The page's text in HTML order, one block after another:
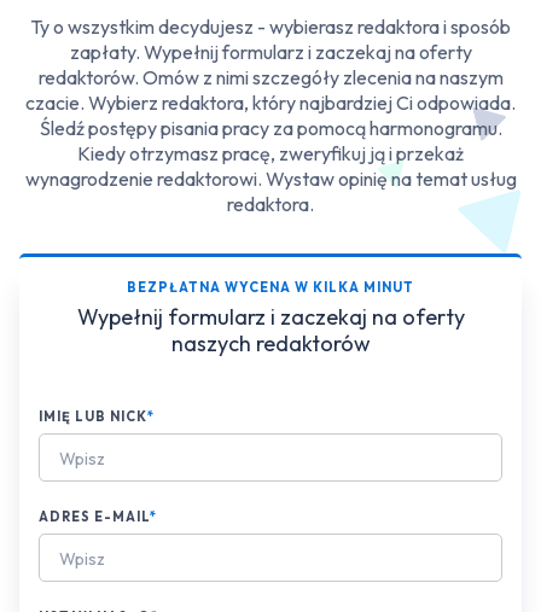
Ty o wszystkim decydujesz - wybierasz redaktora i sposób
zapłaty. Wypełnij formularz i zaczekaj na oferty
redaktorów. Omów z nimi szczegóły zlecenia na naszym
czacie. Wybierz redaktora, który najbardziej Ci odpowiada.
Śledź postępy pisania pracy za pomocą harmonogramu.
Kiedy otrzymasz pracę, zweryfikuj ją i przekaż
wynagrodzenie redaktorowi. Wystaw opinię na temat usług
redaktora.
BEZPŁATNA WYCENA W KILKA MINUT
Wypełnij formularz i zaczekaj na oferty
naszych redaktorów
IMIĘ LUB NICK*
ADRES E-MAIL*